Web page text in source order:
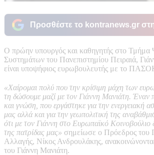
Προσθέστε το kontranews.gr
Ο πρώην υπουργός και καθηγητής στο Τμήμα
Συστημάτων του Πανεπιστημίου Πειραιά,
είναι υποψήφιος ευρωβουλευτής με το
«Χαίρομαι πολύ που την κρίσιμη μάχη των
τη δώσουμε μαζί με τον Γιάννη Μανιάτη. Έναν
και γνώση, που εργάστηκε για την ενεργειακή
μας αλλά και για την γεωπολιτική της
ότι με τον Γιάννη στο Ευρωπαϊκό
της πατρίδας μας» σημείωσε ο Πρόεδρος
Αλλαγής, Νίκος Ανδρουλάκης,
του Γιάννη Μανιάτη.